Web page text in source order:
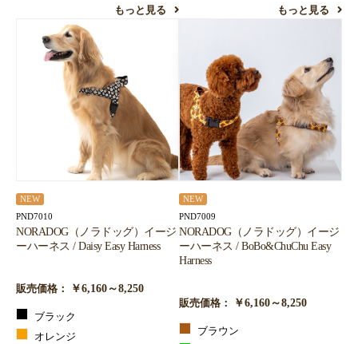
もっと見る もっと見る
NEW
PND7010
NORADOG（ノラドッグ）イージ
ーハーネス / Daisy Easy Harness
販売価格： ￥6,160～8,250
ブラック
オレンジ
NEW
PND7009
NORADOG（ノラドッグ）イージ
ーハーネス / BoBo&ChuChu Easy
Harness
販売価格： ￥6,160～8,250
ブラウン